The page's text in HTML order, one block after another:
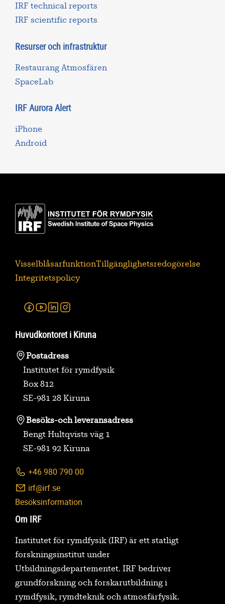
IRF technical reports
IRF scientific reports
Resurser och infrastruktur
Restaurang Atmosfären
SpaceLab
IRF Aurora Alert
iPhone
Android
VisselblåsarfunktionTillgänglighetsredogörelse
Integritetspolicy
Facebook
Youtube
Linkedin
Huvudkontoret i Kiruna
Postadress
Institutet för rymdfysik
Box 812
SE-981 28 Kiruna
Besöks-och leveransadress
Bengt Hultqvists väg 1
SE-981 92 Kiruna
+46 980 790 00
irf@irf.se
Besöksinformation
Om IRF
Institutet för rymdfysik (IRF) är ett statligt
forskningsinstitut under
Utbildningsdepartementet. IRF bedriver
grundforskning och forskarutbildning i
rymdfysik, rymdteknik och atmosfärfysik.